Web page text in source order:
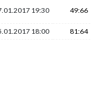
19:30 49:66
18:00 81:64